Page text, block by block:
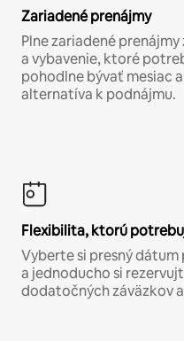
Zariadené prenájmy
Plne zariadené
a vybavenie, ktoré
pohodlne bývať mesiac
alternatíva k podnájmu.
Flexibilita, ktorú
Vyberte si presný
a jednoducho si
dodatočných záväzkov